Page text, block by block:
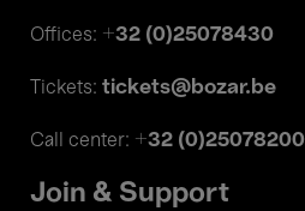
Offices: +32 (0)25078430
Tickets: tickets@bozar.be
Call center: +32 (0)25078200
Join & Support